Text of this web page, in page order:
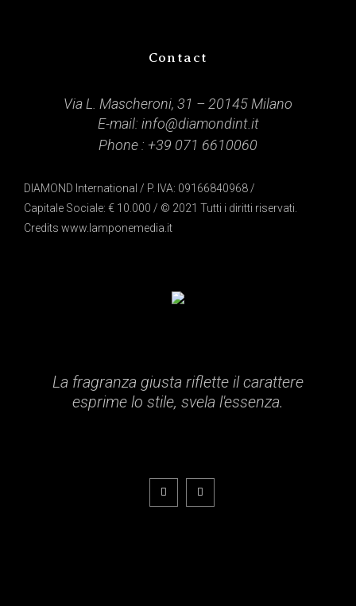
Contact
Via L. Mascheroni, 31 – 20145 Milano
E-mail: info@diamondint.it
Phone : +39 071 6610060
DIAMOND International / P. IVA: 09166840968 /
Capitale Sociale: € 10.000 / © 2021 Tutti i diritti riservati.
Credits www.lamponemedia.it
La fragranza giusta riflette il carattere
esprime lo stile, svela l'essenza.